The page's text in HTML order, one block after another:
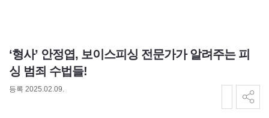
‘형사’ 안정엽, 보이스피싱 전문가가 알려주는 피
싱 범죄 수법들!
등록 2025.02.09.